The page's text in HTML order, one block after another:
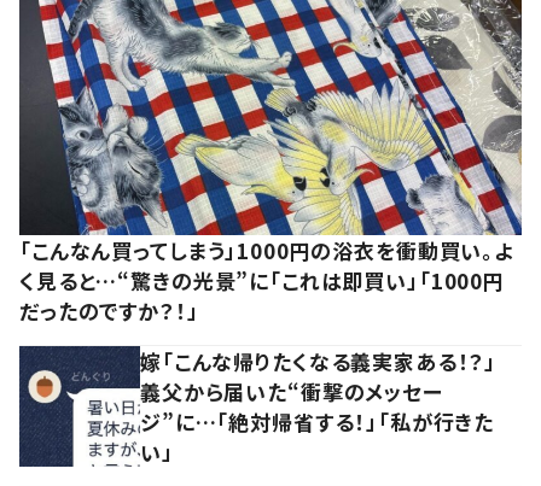
「こんなん買ってしまう」1000円の浴衣を衝動買い。よ
く見ると…“驚きの光景”に「これは即買い」「1000円
だったのですか？！」
嫁「こんな帰りたくなる義実家ある！？」
義父から届いた“衝撃のメッセー
ジ”に…「絶対帰省する！」「私が行きた
い」